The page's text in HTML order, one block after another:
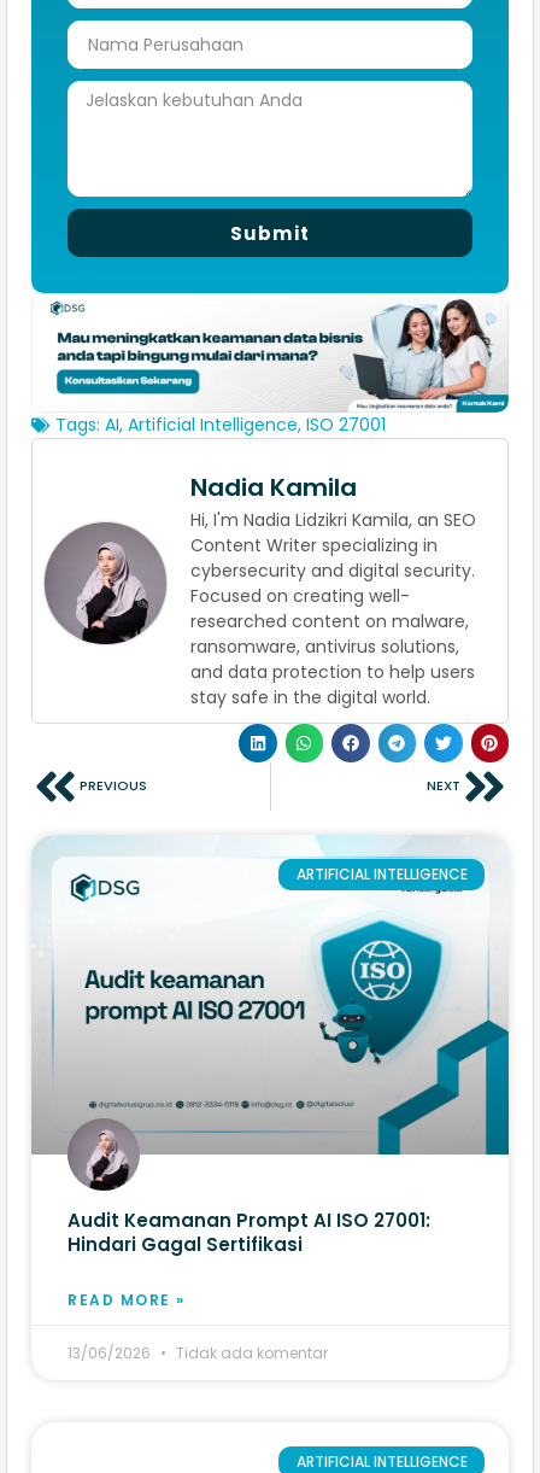
Submit
Tags: AI, Artificial Intelligence, ISO 27001
Nadia Kamila
Hi, I'm Nadia Lidzikri Kamila, an SEO
Content Writer specializing in
cybersecurity and digital security.
Focused on creating well-
researched content on malware,
ransomware, antivirus solutions,
and data protection to help users
stay safe in the digital world.
PREVIOUS NEXT
ARTIFICIAL INTELLIGENCE
Audit Keamanan Prompt AI ISO 27001:
Hindari Gagal Sertifikasi
READ MORE »
13/06/2026 Tidak ada komentar
ARTIFICIAL INTELLIGENCE